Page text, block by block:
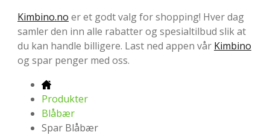
Kimbino.no er et godt valg for shopping! Hver dag
samler den inn alle rabatter og spesialtilbud slik at
du kan handle billigere. Last ned appen vår Kimbino
og spar penger med oss.
Produkter
Blåbær
Spar Blåbær